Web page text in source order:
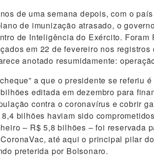
de uma semana depois, com o
de imunização atrasado, o
de Inteligência do Exército. Foram
em 22 de fevereiro nos
anotado resumidamente:
a que o presidente se referiu
editada em dezembro para
contra o coronavírus e cobrir
8,4 bilhões haviam sido
– R$ 5,8 bilhões – foi reservada
até aqui o principal pilar
preterida por Bolsonaro.